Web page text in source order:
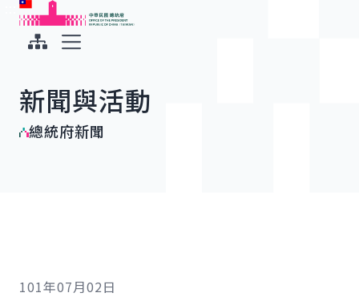
跳到主要內容
中華民國總統府
新聞與活動
總統府新聞
101年07月02日